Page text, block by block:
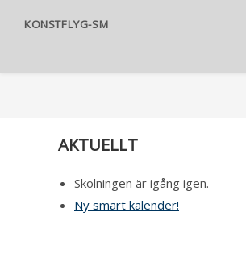
KONSTFLYG-SM
AKTUELLT
Skolningen är igång igen.
Ny smart kalender!